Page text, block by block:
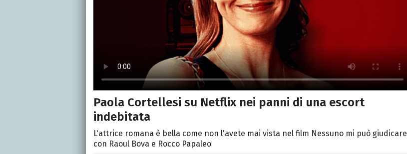
Paola Cortellesi su Netflix nei panni di una escort
indebitata
L'attrice romana è bella come non l'avete mai vista nel film Nessuno mi può giudicare
con Raoul Bova e Rocco Papaleo